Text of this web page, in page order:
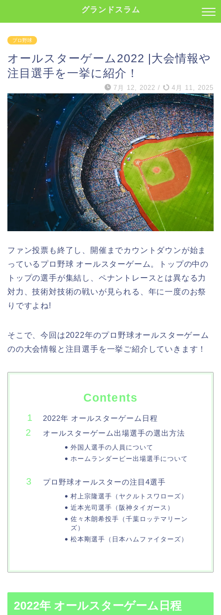
グランドスラム
プロ野球
オールスターゲーム2022 |大会情報や
注目選手を一挙に紹介！
7月 12, 2022 / 4月 11, 2025
ファン投票も終了し、開催までカウントダウンが始ま
っているプロ野球 オールスターゲーム。トップの中の
トップの選手が集結し、ペナントレースとは異なる力
対力、技術対技術の戦いが見られる、年に一度のお祭
りですよね!
そこで、今回は2022年のプロ野球オールスターゲーム
のの大会情報と注目選手を一挙ご紹介していきます！
Contents
2022年 オールスターゲーム日程
オールスターゲーム出場選手の選出方法
外国人選手の人員について
ホームランダービー出場選手について
プロ野球オールスターの注目4選手
村上宗隆選手（ヤクルトスワローズ）
近本光司選手（阪神タイガース）
佐々木朗希投手（千葉ロッテマリーン
ズ）
松本剛選手（日本ハムファイターズ）
2022年 オールスターゲーム日程